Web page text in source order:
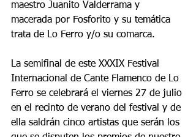
maestro Juanito Valderrama y
macerada por Fosforito y su temática
trata de Lo Ferro y/o su comarca.
La semifinal de este XXXIX Festival
Internacional de Cante Flamenco de Lo
Ferro se celebrará el viernes 27 de julio
en el recinto de verano del festival y de
ella saldrán cinco artistas que serán los